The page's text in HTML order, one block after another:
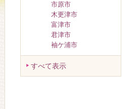
市原市
木更津市
富津市
君津市
袖ケ浦市
すべて表示